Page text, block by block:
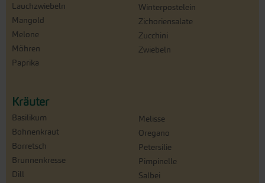
Lauchzwiebeln
Mangold
Melone
Möhren
Paprika
Winterpostelein
Zichoriensalate
Zucchini
Zwiebeln
Kräuter
Basilikum
Bohnenkraut
Borretsch
Brunnenkresse
Dill
Melisse
Oregano
Petersilie
Pimpinelle
Salbei